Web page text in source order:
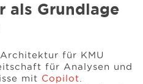
als Grundlage
für KMU
für Analysen und
mit Copilot